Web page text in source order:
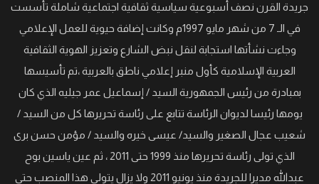
جريدة القرن نصف أسبوعية سياسية ثقافية اجتماعية شاملة تأسست
في الـ 7 من شهر مايو 1997م وكانت إضافة حيوية للعمل الإعلامي
وجاءت نشأتها استجابة لنقل نبض الشارع وتعزيز الهوية الثقافية
العربية الإسلامية كأول منبر إعلامي ناطق بالعربية ،تم تأسيسها
بمبادرة من رئيس الجمهورية السيد / إسماعيل عمر جيليه الذي كان
يومها رئيسا لديوان الرئاسة تتابع على رئاسة تحريرها كل من السيد /
شعيب عجال الصغير والسيد/ عيسى خيره والسيد / مؤمن حسن برى
الذي تولى رئاسة تحريرها منذ 1999 حتى 2011 ، ثم عين ياسين بوح
عبدالله مديرا للجريدة منذ يونيو 2011 ولا يزال يتولى هذا المنصب حتى